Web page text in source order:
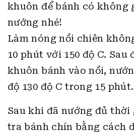
khuôn để bánh có không
nướng nhé!
Làm nóng nồi chiên
10 phút với 150 độ C. Sau
khuôn bánh vào nồi,
độ 130 độ C trong 15 phút.
Sau khi đã nướng đủ thời
tra bánh chín bằng cách